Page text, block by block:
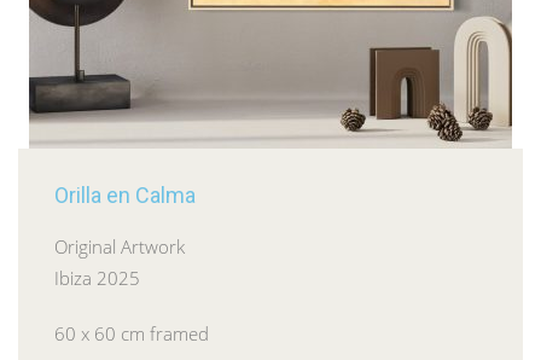
Orilla en Calma
Original Artwork
Ibiza 2025
60 x 60 cm framed